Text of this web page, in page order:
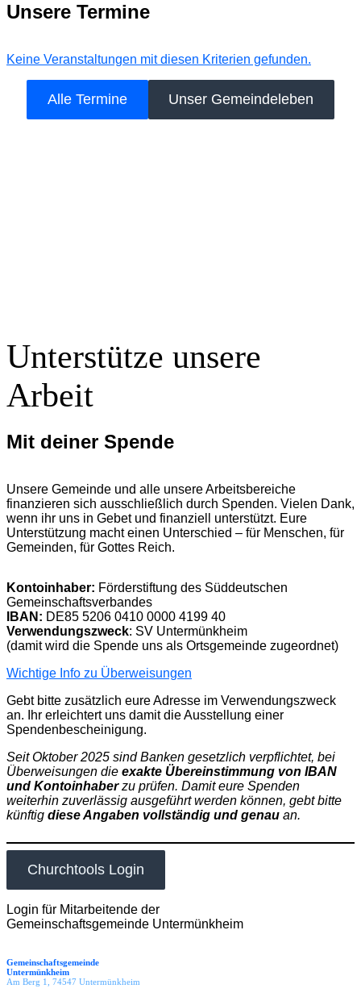
Unsere Termine
Keine Veranstaltungen mit diesen Kriterien gefunden.
Alle Termine Unser Gemeindeleben
Unterstütze unsere
Arbeit
Mit deiner Spende
Unsere Gemeinde und alle unsere Arbeitsbereiche
finanzieren sich ausschließlich durch Spenden. Vielen Dank,
wenn ihr uns in Gebet und finanziell unterstützt. Eure
Unterstützung macht einen Unterschied – für Menschen, für
Gemeinden, für Gottes Reich.
Kontoinhaber: Förderstiftung des Süddeutschen
Gemeinschaftsverbandes
IBAN: DE85 5206 0410 0000 4199 40
Verwendungszweck: SV Untermünkheim
(damit wird die Spende uns als Ortsgemeinde zugeordnet)
Wichtige Info zu Überweisungen
Gebt bitte zusätzlich eure Adresse im Verwendungszweck
an. Ihr erleichtert uns damit die Ausstellung einer
Spendenbescheinigung.
Seit Oktober 2025 sind Banken gesetzlich verpflichtet, bei
Überweisungen die exakte Übereinstimmung von IBAN
und Kontoinhaberzu prüfen. Damit eure Spenden
weiterhin zuverlässig ausgeführt werden können, gebt bitte
künftig diese Angaben vollständig und genau an.
Churchtools Login
Login für Mitarbeitende der
Gemeinschaftsgemeinde Untermünkheim
Gemeinschaftsgemeinde
Untermünkheim
Am Berg 1, 74547 Untermünkheim